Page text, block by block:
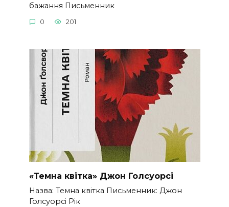
бажання Письменник
0 201
«Темна квітка» Джон Голсуорсі
Назва: Темна квітка Письменник: Джон
Голсуорсі Рік